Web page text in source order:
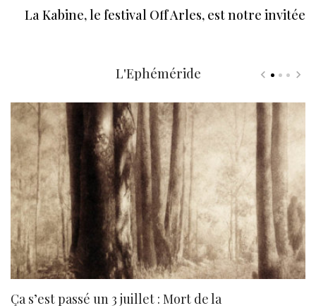
La Kabine, le festival Off Arles, est notre invitée
L'Ephéméride
Ça s’est passé un 3 juillet : Mort de la